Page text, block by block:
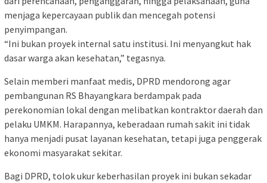
menjaga kepercayaan publik dan mencegah potensi
penyimpangan.
“Ini bukan proyek internal satu institusi. Ini menyangkut hak
dasar warga akan kesehatan,” tegasnya.
Selain memberi manfaat medis, DPRD mendorong agar
pembangunan RS Bhayangkara berdampak pada
perekonomian lokal dengan melibatkan kontraktor daerah dan
pelaku UMKM. Harapannya, keberadaan rumah sakit ini tidak
hanya menjadi pusat layanan kesehatan, tetapi juga penggerak
ekonomi masyarakat sekitar.
Bagi DPRD, tolok ukur keberhasilan proyek ini bukan sekadar